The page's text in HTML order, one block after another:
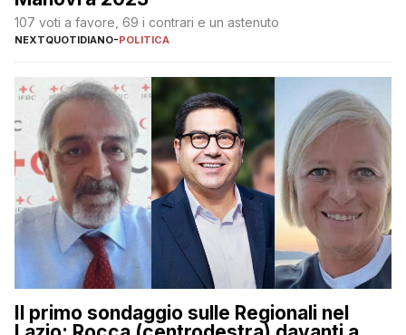
107 voti a favore, 69 i contrari e un astenuto
NEXTQUOTIDIANO-POLITICA
Il primo sondaggio sulle Regionali nel